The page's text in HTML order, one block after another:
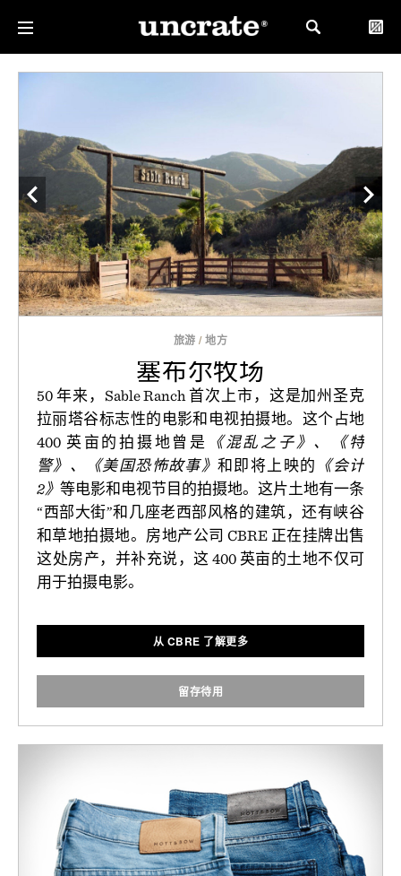
旅游 /地方
塞布尔牧场
50 年来，Sable Ranch 首次上市，这是加州圣克
拉丽塔谷标志性的电影和电视拍摄地。这个占地
400 英亩的拍摄地曾是
《混乱之子》、《特
警》、《美国恐怖故事》和即将上映的 《会计
2》 等电影和电视节目的拍摄地。这片土地有一条
“西部大街”和几座老西部风格的建筑，还有峡谷
和草地拍摄地。房地产公司 CBRE 正在挂牌出售
这处房产，并补充说，这 400 英亩的土地不仅可
用于拍摄电影。
从 CBRE 了解更多
留存待用